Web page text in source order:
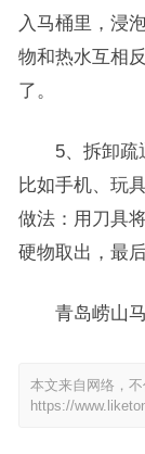
入马桶里，浸
物和热水互相
了。
5、拆卸疏通
比如手机、玩
做法：用刀具
硬物取出，最
青岛崂山马
本文来自网络，
https://